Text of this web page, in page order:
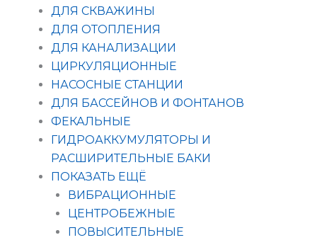
ДЛЯ СКВАЖИНЫ
ДЛЯ ОТОПЛЕНИЯ
ДЛЯ КАНАЛИЗАЦИИ
ЦИРКУЛЯЦИОННЫЕ
НАСОСНЫЕ СТАНЦИИ
ДЛЯ БАССЕЙНОВ И ФОНТАНОВ
ФЕКАЛЬНЫЕ
ГИДРОАККУМУЛЯТОРЫ И
РАСШИРИТЕЛЬНЫЕ БАКИ
ПОКАЗАТЬ ЕЩЁ
ВИБРАЦИОННЫЕ
ЦЕНТРОБЕЖНЫЕ
ПОВЫСИТЕЛЬНЫЕ